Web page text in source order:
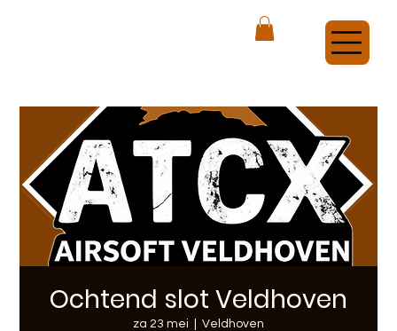
Ochtend slot Veldhoven
za 23 mei Veldhoven